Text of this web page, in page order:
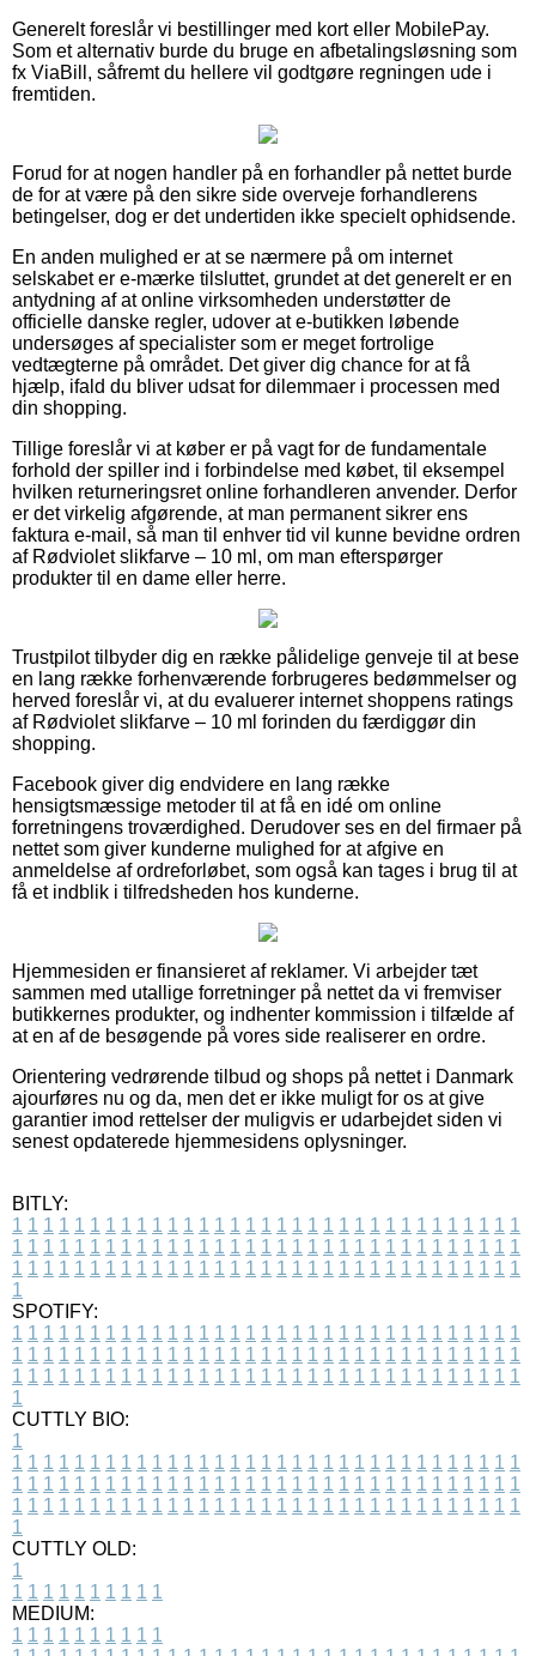
Generelt foreslår vi bestillinger med kort eller MobilePay.
Som et alternativ burde du bruge en afbetalingsløsning som
fx ViaBill, såfremt du hellere vil godtgøre regningen ude i
fremtiden.
Forud for at nogen handler på en forhandler på nettet burde
de for at være på den sikre side overveje forhandlerens
betingelser, dog er det undertiden ikke specielt ophidsende.
En anden mulighed er at se nærmere på om internet
selskabet er e-mærke tilsluttet, grundet at det generelt er en
antydning af at online virksomheden understøtter de
officielle danske regler, udover at e-butikken løbende
undersøges af specialister som er meget fortrolige
vedtægterne på området. Det giver dig chance for at få
hjælp, ifald du bliver udsat for dilemmaer i processen med
din shopping.
Tillige foreslår vi at køber er på vagt for de fundamentale
forhold der spiller ind i forbindelse med købet, til eksempel
hvilken returneringsret online forhandleren anvender. Derfor
er det virkelig afgørende, at man permanent sikrer ens
faktura e-mail, så man til enhver tid vil kunne bevidne ordren
af Rødviolet slikfarve – 10 ml, om man efterspørger
produkter til en dame eller herre.
Trustpilot tilbyder dig en række pålidelige genveje til at bese
en lang række forhenværende forbrugeres bedømmelser og
herved foreslår vi, at du evaluerer internet shoppens ratings
af Rødviolet slikfarve – 10 ml forinden du færdiggør din
shopping.
Facebook giver dig endvidere en lang række
hensigtsmæssige metoder til at få en idé om online
forretningens troværdighed. Derudover ses en del firmaer på
nettet som giver kunderne mulighed for at afgive en
anmeldelse af ordreforløbet, som også kan tages i brug til at
få et indblik i tilfredsheden hos kunderne.
Hjemmesiden er finansieret af reklamer. Vi arbejder tæt
sammen med utallige forretninger på nettet da vi fremviser
butikkernes produkter, og indhenter kommission i tilfælde af
at en af de besøgende på vores side realiserer en ordre.
Orientering vedrørende tilbud og shops på nettet i Danmark
ajourføres nu og da, men det er ikke muligt for os at give
garantier imod rettelser der muligvis er udarbejdet siden vi
senest opdaterede hjemmesidens oplysninger.
BITLY:
1 1 1 1 1 1 1 1 1 1 1 1 1 1 1 1 1 1 1 1 1 1 1 1 1 1 1 1 1 1 1 1 1
1 1 1 1 1 1 1 1 1 1 1 1 1 1 1 1 1 1 1 1 1 1 1 1 1 1 1 1 1 1 1 1 1
1 1 1 1 1 1 1 1 1 1 1 1 1 1 1 1 1 1 1 1 1 1 1 1 1 1 1 1 1 1 1 1 1
1
SPOTIFY:
1 1 1 1 1 1 1 1 1 1 1 1 1 1 1 1 1 1 1 1 1 1 1 1 1 1 1 1 1 1 1 1 1
1 1 1 1 1 1 1 1 1 1 1 1 1 1 1 1 1 1 1 1 1 1 1 1 1 1 1 1 1 1 1 1 1
1 1 1 1 1 1 1 1 1 1 1 1 1 1 1 1 1 1 1 1 1 1 1 1 1 1 1 1 1 1 1 1 1
1
CUTTLY BIO:
1
1 1 1 1 1 1 1 1 1 1 1 1 1 1 1 1 1 1 1 1 1 1 1 1 1 1 1 1 1 1 1 1 1
1 1 1 1 1 1 1 1 1 1 1 1 1 1 1 1 1 1 1 1 1 1 1 1 1 1 1 1 1 1 1 1 1
1 1 1 1 1 1 1 1 1 1 1 1 1 1 1 1 1 1 1 1 1 1 1 1 1 1 1 1 1 1 1 1 1
1
CUTTLY OLD:
1
1 1 1 1 1 1 1 1 1 1
MEDIUM:
1 1 1 1 1 1 1 1 1 1